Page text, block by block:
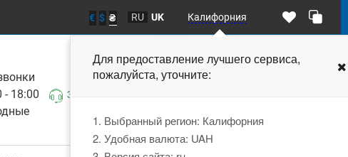
€ $ ₴ RU UK Калифорния
Для предоставление лучшегосервиса,
пожалуйста, уточните:
1. Выбранный регион: Калифорния
2. Удобная валюта: UAH
- 18:00
Заказать звонок